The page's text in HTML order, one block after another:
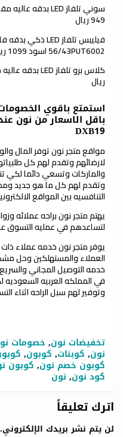
949 ريال
56/43PUT6002 اسود 1099 ريال
ريال
استمتع باقوي
باقل الاسعار من نون
DXB19
مواقع متجر نون توفر المال
لارضائهم وتقدم لهم كل
والماركات وتسعي دائما لكي
وتقدم لهم كل ما هو جديد
التنافسيه بين المواقع
يهتم متجر نون براحه عملائه
لتساعدهم في عمليه التسوق
يوفر متجر نون خدمه عملاء
العملاء والمستهلكين وحل
خدمه التوصيل المجاني
في المملكه العربيه السعوديه
وتوفير لهم سبل الراحه اثناء
تخفيضات نون, خصومات
نون, كوبنات, كوبون,
كوبون خصم نون, كوبون
كود نون, نون
اترك تعليقاً
لن يتم نشر بريدك الإلكتروني.